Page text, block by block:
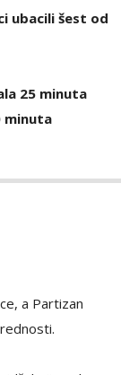
ubacili šest od
25 minuta
minuta
a Partizan